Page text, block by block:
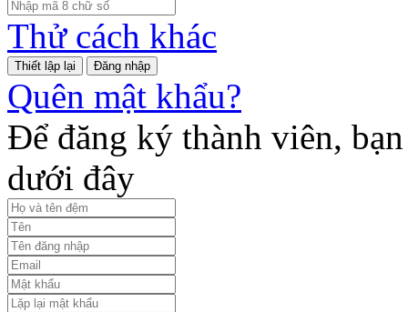
Thử cách khác
Đăng nhập
Quên mật khẩu?
Để đăng ký thành viên,
dưới đây